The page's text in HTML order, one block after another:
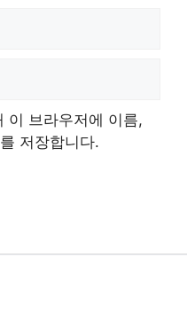
이 브라우저에 이름,
저장합니다.